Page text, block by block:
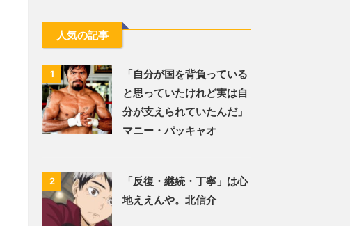
人気の記事
1
「自分が国を背負っている
と思っていたけれど実は自
分が支えられていたんだ」
マニー・パッキャオ
2
「反復・継続・丁寧」は心
地ええんや。北信介